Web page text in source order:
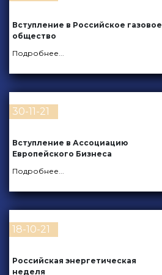
Вступление в Российское газовое
общество
Подробнее...
30-11-21
Вступление в Ассоциацию
Европейского Бизнеса
Подробнее...
18-10-21
Российская энергетическая
неделя